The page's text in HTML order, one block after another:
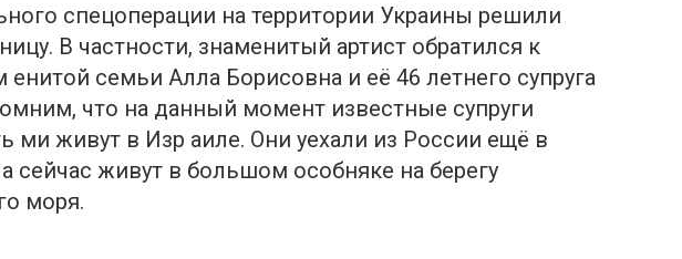
спецоперации на территории Украины решили
В частности, знаменитый артист обратился к
енитой семьи Алла Борисовна и её 46 летнего супруга
что на данный момент известные супруги
ми живут в Изр аиле. Они уехали из России ещё в
сейчас живут в большом особняке на берегу
моря.